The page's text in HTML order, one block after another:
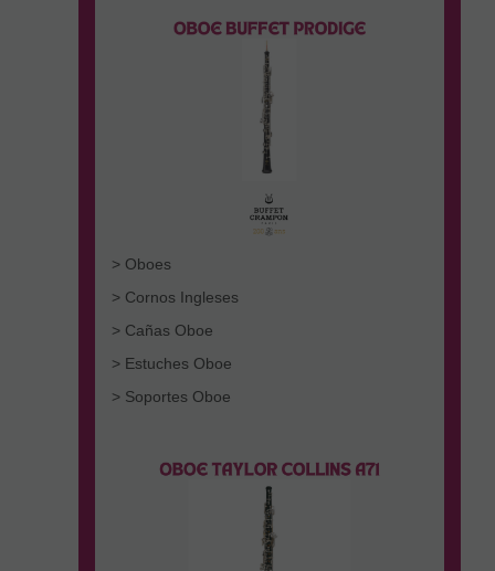
> Oboes
> Cornos Ingleses
> Cañas Oboe
> Estuches Oboe
> Soportes Oboe